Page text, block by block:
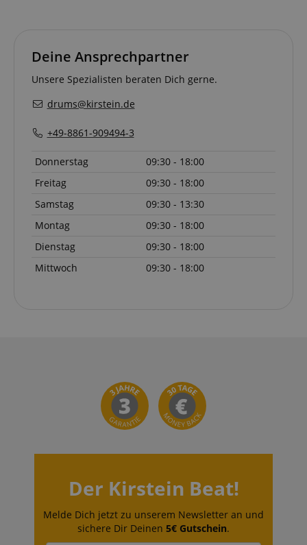
Deine Ansprechpartner
Unsere Spezialisten beraten Dich gerne.
drums@kirstein.de
+49-8861-909494-3
Donnerstag
09:30 - 18:00
Freitag
09:30 - 18:00
Samstag
09:30 - 13:30
Montag
09:30 - 18:00
Dienstag
09:30 - 18:00
Mittwoch
09:30 - 18:00
Der Kirstein Beat!
Melde Dich jetzt zu unserem Newsletter an und
sichere Dir Deinen 5€ Gutschein.